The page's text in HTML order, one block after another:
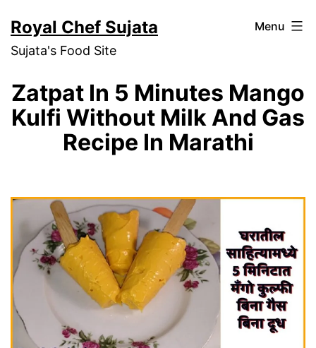
to
content
Royal Chef Sujata
Sujata's Food Site
Menu
Zatpat In 5 Minutes Mango
Kulfi Without Milk And Gas
Recipe In Marathi